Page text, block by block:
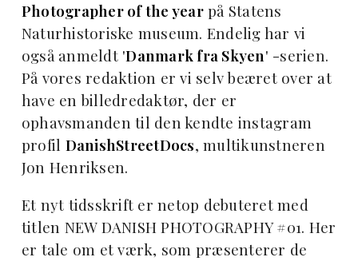
Photographer of the yearpå Statens
Naturhistoriske museum. Endelig har vi
også anmeldt 'Danmark fra Skyen' -serien.
På vores redaktion er vi selv beæret over at
have en billedredaktør, der er
ophavsmanden til den kendte instagram
profil DanishStreetDocs, multikunstneren
Jon Henriksen.
Et nyt tidsskrift er netop debuteret med
titlen NEW DANISH PHOTOGRAPHY #01. Her
er tale om et værk, som præsenterer de